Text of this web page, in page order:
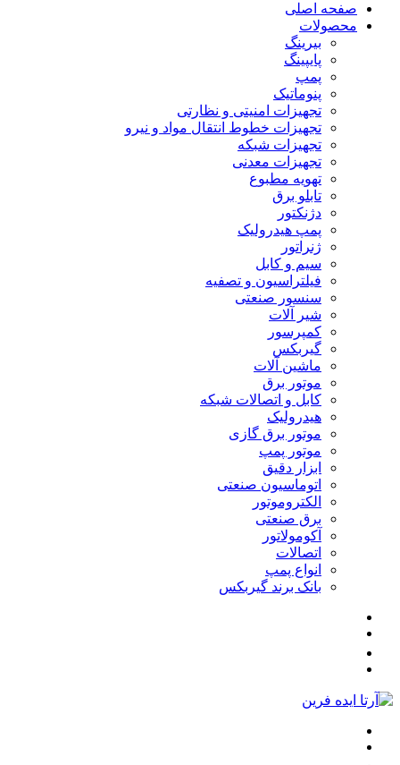
صفحه اصلی
محصولات
بیرینگ
پایپینگ
پمپ
پنوماتیک
تجهیزات امنیتی و نظارتی
تجهیزات خطوط انتقال مواد و نیرو
تجهیزات شبکه
تجهیزات معدنی
تهویه مطبوع
تابلو برق
دژنکتور
پمپ هیدرولیک
ژنراتور
سیم و کابل
فیلتراسیون و تصفیه
سنسور صنعتی
شیر آلات
کمپرسور
گیربکس
ماشین آلات
موتور برق
کابل و اتصالات شبکه
هیدرولیک
موتور برق گازی
موتور پمپ
ابزار دقیق
اتوماسیون صنعتی
الکتروموتور
برق صنعتی
آکومولاتور
اتصالات
انواع پمپ
بانک برند گیربکس